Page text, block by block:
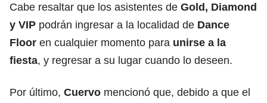
Cabe resaltar que los asistentes de Gold, Diamond
y VIP podrán ingresar a la localidad de Dance
Floor en cualquier momento para unirse a la
fiesta, y regresar a su lugar cuando lo deseen.
Por último, Cuervo mencionó que, debido a que el